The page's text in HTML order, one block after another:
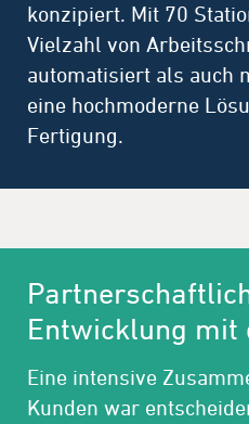
konzipiert. Mit 70
Vielzahl von
automatisiert als auch
eine hochmoderne
Fertigung.
Entwicklung mit
Eine intensive
Kunden war